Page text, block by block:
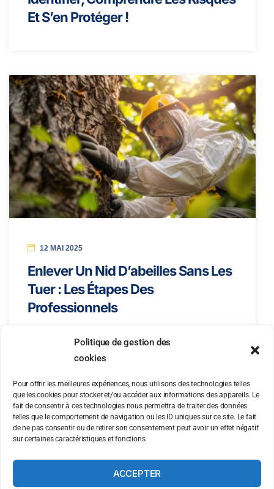
Politique de gestion des
cookies
Pour offrir les meilleures expériences, nous utilisons des technologies telles
que les cookies pour stocker et/ou accéder aux informations des appareils. Le
fait de consentir à ces technologies nous permettra de traiter des données
telles que le comportement de navigation ou les ID uniques sur ce site. Le fait
de ne pas consentir ou de retirer son consentement peut avoir un effet négatif
sur certaines caractéristiques et fonctions.
ACCEPTER
Et S’en Protéger !
12 MAI 2025
Enlever Un Nid D’abeilles Sans Les
Tuer : Les Étapes Des
Professionnels